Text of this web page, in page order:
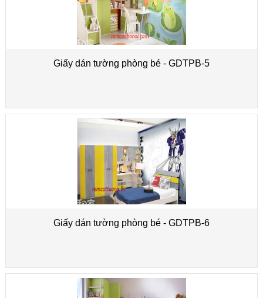
Giấy dán tường phòng bé - GDTPB-5
Giấy dán tường phòng bé - GDTPB-6